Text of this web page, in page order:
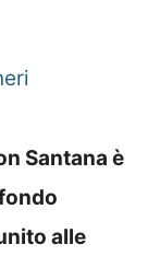
Santana è
alle